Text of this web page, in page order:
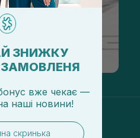
ЗНИЖКУ
вже чекає —
наші новини!